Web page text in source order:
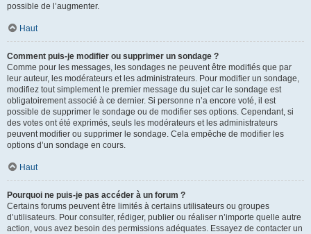
possible de l’augmenter.
Haut
Comment puis-je modifier ou supprimer un sondage ?
Comme pour les messages, les sondages ne peuvent être modifiés que par
leur auteur, les modérateurs et les administrateurs. Pour modifier un sondage,
modifiez tout simplement le premier message du sujet car le sondage est
obligatoirement associé à ce dernier. Si personne n’a encore voté, il est
possible de supprimer le sondage ou de modifier ses options. Cependant, si
des votes ont été exprimés, seuls les modérateurs et les administrateurs
peuvent modifier ou supprimer le sondage. Cela empêche de modifier les
options d’un sondage en cours.
Haut
Pourquoi ne puis-je pas accéder à un forum ?
Certains forums peuvent être limités à certains utilisateurs ou groupes
d’utilisateurs. Pour consulter, rédiger, publier ou réaliser n’importe quelle autre
action, vous avez besoin des permissions adéquates. Essayez de contacter un